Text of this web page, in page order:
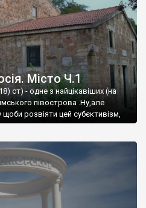
Місто Ч.1
ст) - одне з найцікавіших (на
півострова .Ну,але
розвіяти цей субєктивізм,